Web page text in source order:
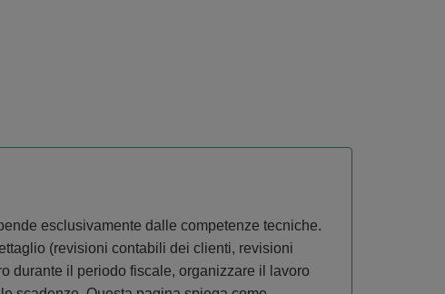
esclusivamente dalle competenze tecniche.
(revisioni contabili dei clienti, revisioni
durante il periodo fiscale, organizzare il lavoro